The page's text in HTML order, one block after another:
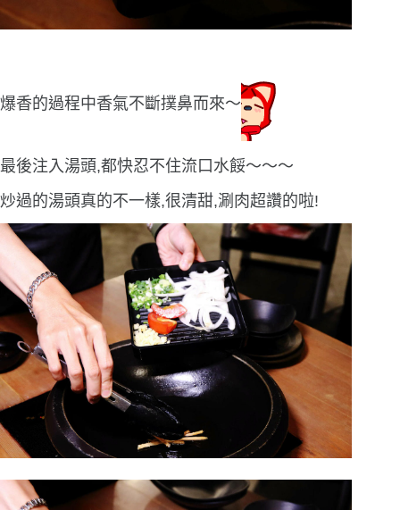
爆香的過程中香氣不斷撲鼻而來〜
最後注入湯頭,都快忍不住流口水餒〜〜〜
炒過的湯頭真的不一樣,很清甜,涮肉超讚的啦!